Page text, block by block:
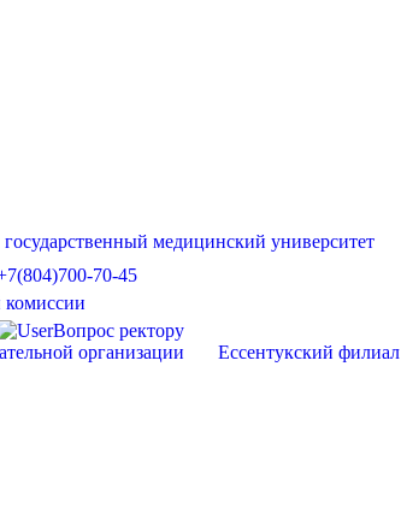
медицинский университет
70-45
комиссии
Вопрос ректору
организации
Ессентукский филиал